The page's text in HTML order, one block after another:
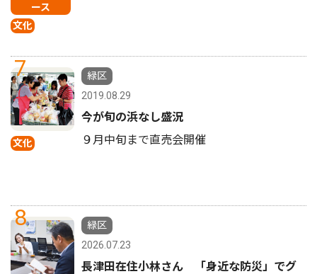
ース
文化
7
文化
緑区
2019.08.29
今が旬の浜なし盛況
９月中旬まで直売会開催
8
緑区
2026.07.23
長津田在住小林さん 「身近な防災」でグ